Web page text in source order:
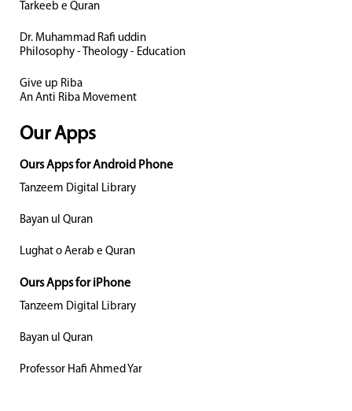
Tarkeeb e Quran
Dr. Muhammad Rafi uddin
Philosophy - Theology - Education
Give up Riba
An Anti Riba Movement
Our Apps
Ours Apps for Android Phone
Tanzeem Digital Library
Bayan ul Quran
Lughat o Aerab e Quran
Ours Apps for iPhone
Tanzeem Digital Library
Bayan ul Quran
Professor Hafi Ahmed Yar